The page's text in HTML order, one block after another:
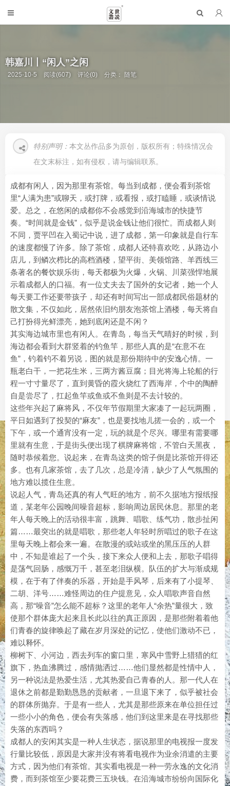
韩嘉川丨“闲人”之闲
2025-10-5 阅读(607) 评论(0) 分类：随笔
特别声明： 本文丛作品多为原创，版权所有；特殊情况会
在文末标注，如有侵权，请与编辑联系。
成都有闲人，因为那里有茶馆。每当到成都，便会看到茶馆
里“人满为患”或聊天，或打牌，或看报，或打瞌睡，或谈情说
爱。总之，在悠闲的成都你不会感觉到沿海城市的快捷节
奏。“时间就是金钱”，似乎是说金钱让他们很忙。而成都人则
不同，贾平凹在入蜀记中说，进了成都，第一印象就是自行车
的速度都慢了许多。除了茶馆，成都人还特喜欢吃，从路边小
店儿，到鳞次栉比的高档酒楼，望平街、美领馆路、羊西线三
条著名的餐饮娱乐街，每天都极为火爆，火锅、川菜强悍地展
示着成都人的口福。有一位丈夫去了国外的女记者，她一个人
每天要工作还要带孩子，却还有时间写出一部成都民俗题材的
散文集，不仅如此，居然依旧约朋友泡茶馆上酒楼，每天将自
己打扮得光鲜漂亮，她到底闲还是不闲？
其实海边城市里也有闲人。在青岛，每当天气晴好的时候，到
海边都会看到大群竖着的钓鱼竿，那些人真的是“在意不在
鱼”，钓着钓不着另说，图的就是那份期待中的安逸心情。一
瓶老白干，一把花生米，三两方酱豆腐；目光将海上轮船的行
程一寸寸量尽了，直到黄昏的霞火烧红了西海岸，个中的陶醉
自是尝尽了，扛起鱼竿或鱼或不鱼则是不去计较的。
这些年兴起了麻将风，不仅年节假期里大家凑了一起玩两圈，
平日如遇到了投契的“麻友”，也是要找地儿搓一会的，或一个
下午，或一个通宵没有一定，玩的就是个尽兴。哪里有需要哪
里就有生意，于是街头便出现了棋牌麻将馆，不管白天黑夜，
随时恭候着您。说起来，在青岛这类的馆子倒是比茶馆开得还
多。也有几家茶馆，去了几次，总是冷清，缺少了人气氛围的
地方难以揽住生意。
说起人气，青岛还真的有人气旺的地方，前不久据地方报纸报
道，某老年公园晚间噪音超标，影响周边居民休息。那里的老
年人每天晚上的活动很丰富，跳舞、唱歌、练气功，散步扯闲
篇……最突出的就是唱歌，那些老人年轻时所唱过的歌子在这
里每天晚上都会来一遍。在散漫的或站或坐的黑压压的人群
中，不知是谁起了一个头，接下来众人便和上去，那歌子唱得
是荡气回肠，感慨万千，甚至老泪纵横。队伍的扩大与渐成规
模，在于有了伴奏的乐器，开始是手风琴，后来有了小提琴、
二胡、洋号……难怪周边的住户提意见，众人唱歌声音自然
高，那“噪音”怎么能不超标？这里的老年人“余热”量很大，致
使那个群体庞大起来且长此以往的真正原因，是那些附着着他
们青春的旋律唤起了藏在岁月深处的记忆，使他们激动不已，
难以释怀。
柳树下、小河边，西去列车的窗口里，寒风中雪野上猎猎的红
旗下，热血沸腾过，感情抛洒过……他们显然都是性情中人，
另一种说法是热爱生活，尤其热爱自己青春的人。那一代人在
退休之前都是勤勤恳恳的贡献者，一旦退下来了，似乎被社会
的群体所抛弃。于是有一些人，尤其是那些原来在单位担任过
一些小小的角色，便会有失落感，他们到这里来是在寻找那些
失落的东西吗？
成都人的安闲其实是一种人生状态，据说那里的电视报一度发
行量比较低，原因是大家并没有将看电视作为业余消遣的主要
方式，因为他们有茶馆。其实看电视是一种一劳永逸的文化消
费，而到茶馆至少要花费三五块钱。在沿海城市纷纷向国际化